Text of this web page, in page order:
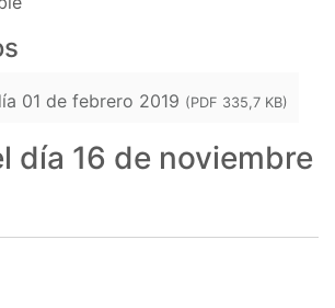
01 de febrero 2019 (PDF 335,7 KB)
día 16 de noviembre